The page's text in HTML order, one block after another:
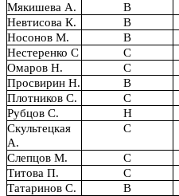
Мякишева А.
В
Невтисова К.
В
Носонов М.
В
Нестеренко С
С
Омаров Н.
С
Просвирин Н.
В
Плотников С.
С
Рубцов С.
Н
Скультецкая
А.
С
Слепцов М. С
Титова П.
С
Татаринов С.
В